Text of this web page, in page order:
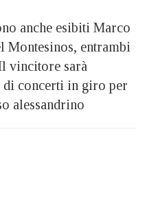
anche esibiti Marco
Montesinos, entrambi
vincitore sarà
di concerti in giro per
alessandrino